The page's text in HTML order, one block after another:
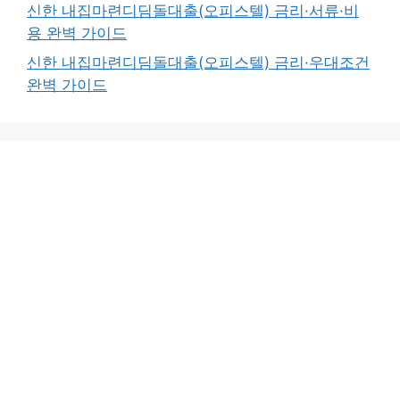
신한 내집마련디딤돌대출(오피스텔) 금리·서류·비
용 완벽 가이드
신한 내집마련디딤돌대출(오피스텔) 금리·우대조건
완벽 가이드